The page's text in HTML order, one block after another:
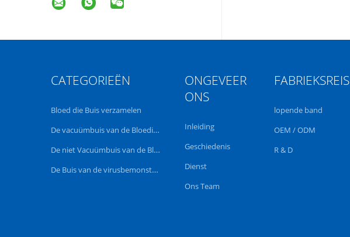
CATEGORIEËN
Bloed die Buis verzamelen
De vacuümbuis van de Bloedinzameling
De niet Vacuümbuis van de Bloedinzameling
De Buis van de virusbemonstering
ONGEVEER
ONS
Inleiding
Geschiedenis
Dienst
Ons Team
FABRIEKSREIS
lopende band
OEM / ODM
R & D